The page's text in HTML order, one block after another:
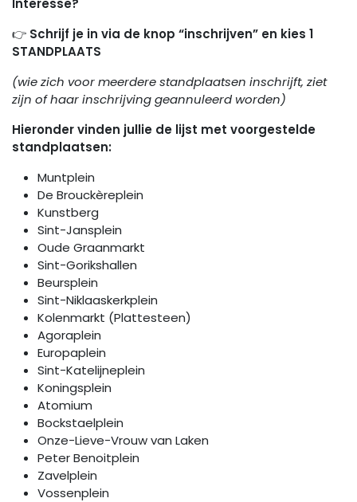
Interesse?
👉 Schrijf je in via de knop “inschrijven” en kies 1
STANDPLAATS
(wie zich voor meerdere standplaatsen inschrijft, ziet
zijn of haar inschrijving geannuleerd worden)
Hieronder vinden jullie de lijst met voorgestelde
standplaatsen:
Muntplein
De Brouckèreplein
Kunstberg
Sint-Jansplein
Oude Graanmarkt
Sint-Gorikshallen
Beursplein
Sint-Niklaaskerkplein
Kolenmarkt (Plattesteen)
Agoraplein
Europaplein
Sint-Katelijneplein
Koningsplein
Atomium
Bockstaelplein
Onze-Lieve-Vrouw van Laken
Peter Benoitplein
Zavelplein
Vossenplein